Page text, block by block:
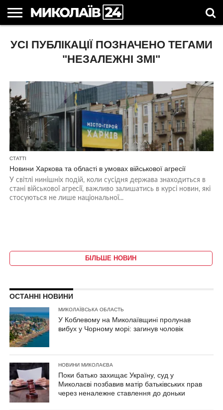
НОВИНИ
НОВИНИ
МИКОЛАЄВА
МИКОЛАЇВСЬКА
ОБЛАСТЬ
НОВИНИ
СПОРТУ
УКРАЇНА
ТА СВІТ
НОВИНИ
КОМПАНІЙ
АСТРОЛОГІЯ
СВЯТА
В
КОРИСНІ
СТАТТІ
УСІ ПУБЛІКАЦІЇ ПОЗНАЧЕНО ТЕГАМИ
"НЕЗАЛЕЖНІ ЗМІ"
СТАТТІ
Новини Харкова та області в умовах військової агресії
У світлі нинішніх подій, коли сусідня держава знаходиться в
стані військової агресії, важливо залишатись в курсі новин, які
стосуються не лише національної...
БІЛЬШЕ НОВИН
ОСТАННІ НОВИНИ
МИКОЛАЇВСЬКА ОБЛАСТЬ
У Коблевому на Миколаївщині пролунав
вибух у Чорному морі: загинув чоловік
НОВИНИ МИКОЛАЄВА
Поки батько захищає Україну, суд у
Миколаєві позбавив матір батьківських прав
через неналежне ставлення до доньки